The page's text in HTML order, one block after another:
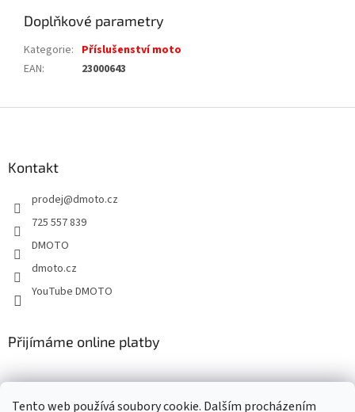
Tento web používá soubory cookie. Dalším procházením
Doplňkové parametry
Kategorie: Příslušenství moto
EAN: 23000643
Kontakt
prodej@dmoto.cz
725 557 839
DMOTO
dmoto.cz
YouTube DMOTO
Přijímáme online platby